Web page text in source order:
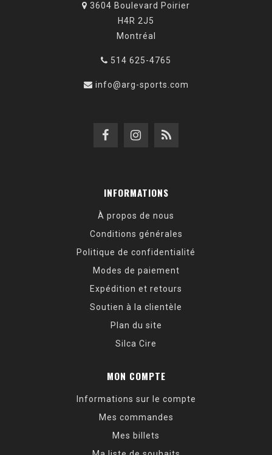
3604 Boulevard Poirier
H4R 2J5
Montréal
514 625-4765
info@arg-sports.com
INFORMATIONS
À propos de nous
Conditions générales
Politique de confidentialité
Modes de paiement
Expédition et retours
Soutien à la clientèle
Plan du site
Silca Cire
MON COMPTE
Informations sur le compte
Mes commandes
Mes billets